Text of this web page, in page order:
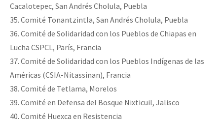
Cacalotepec, San Andrés Cholula, Puebla
35. Comité Tonantzintla, San Andrés Cholula, Puebla
36. Comité de Solidaridad con los Pueblos de Chiapas en
Lucha CSPCL, París, Francia
37. Comité de Solidaridad con los Pueblos Indígenas de las
Américas (CSIA-Nitassinan), Francia
38. Comité de Tetlama, Morelos
39. Comité en Defensa del Bosque Nixticuil, Jalisco
40. Comité Huexca en Resistencia